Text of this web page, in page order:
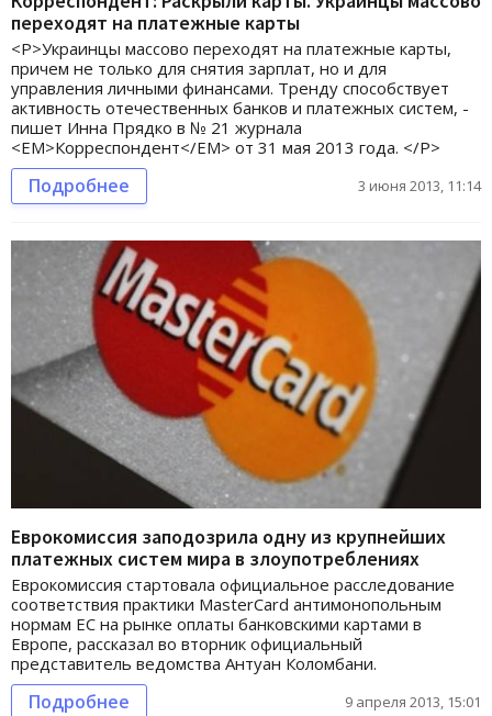
переходят на платежные карты
<P>Украинцы массово переходят на платежные карты,
причем не только для снятия зарплат, но и для
управления личными финансами. Тренду способствует
активность отечественных банков и платежных систем, -
пишет Инна Прядко в № 21 журнала
<EM>Корреспондент</EM> от 31 мая 2013 года. </P>
Подробнее 3 июня 2013, 11:14
Еврокомиссия заподозрила одну из крупнейших
платежных систем мира в злоупотреблениях
Еврокомиссия стартовала официальное расследование
соответствия практики MasterCard антимонопольным
нормам ЕС на рынке оплаты банковскими картами в
Европе, рассказал во вторник официальный
представитель ведомства Антуан Коломбани.
Подробнее 9 апреля 2013, 15:01